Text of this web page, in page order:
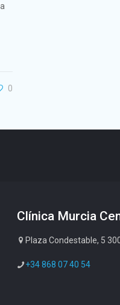
0
Clínica Murcia
Plaza Condestable, 5
+34 868 07 40 54